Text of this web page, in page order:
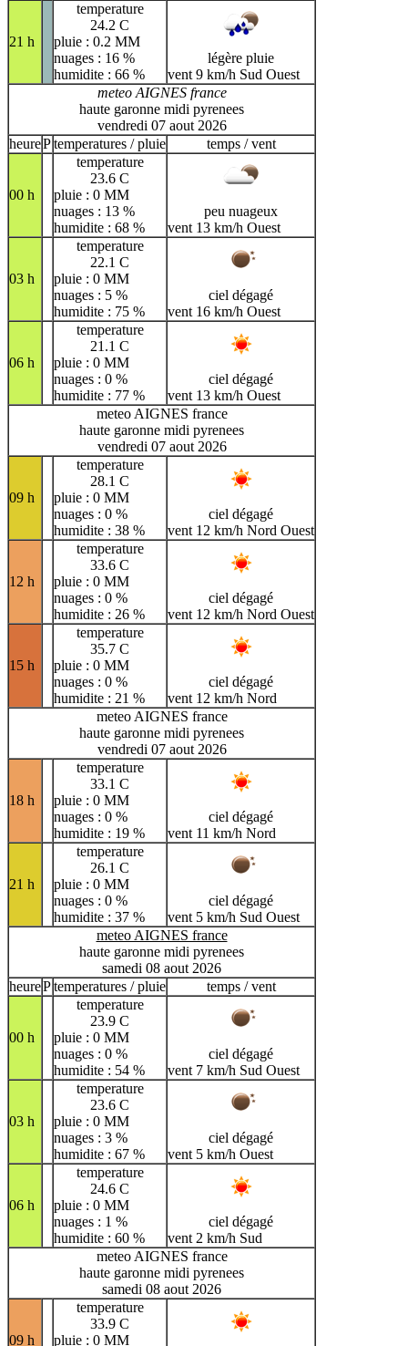
21 h
temperature
24.2 C
pluie : 0.2 MM
nuages : 16 %
humidite : 66 %
légère pluie
vent 9 km/h Sud Ouest
meteo AIGNES france
haute garonne midi pyrenees
vendredi 07 aout 2026
heurePtemperatures / pluie temps / vent
00 h
temperature
23.6 C
pluie : 0 MM
nuages : 13 %
humidite : 68 %
peu nuageux
vent 13 km/h Ouest
03 h
temperature
22.1 C
pluie : 0 MM
nuages : 5 %
humidite : 75 %
ciel dégagé
vent 16 km/h Ouest
06 h
temperature
21.1 C
pluie : 0 MM
nuages : 0 %
humidite : 77 %
ciel dégagé
vent 13 km/h Ouest
meteo AIGNES france
haute garonne midi pyrenees
vendredi 07 aout 2026
09 h
temperature
28.1 C
pluie : 0 MM
nuages : 0 %
humidite : 38 %
ciel dégagé
vent 12 km/h Nord Ouest
12 h
temperature
33.6 C
pluie : 0 MM
nuages : 0 %
humidite : 26 %
ciel dégagé
vent 12 km/h Nord Ouest
15 h
temperature
35.7 C
pluie : 0 MM
nuages : 0 %
humidite : 21 %
ciel dégagé
vent 12 km/h Nord
meteo AIGNES france
haute garonne midi pyrenees
vendredi 07 aout 2026
18 h
temperature
33.1 C
pluie : 0 MM
nuages : 0 %
humidite : 19 %
ciel dégagé
vent 11 km/h Nord
21 h
temperature
26.1 C
pluie : 0 MM
nuages : 0 %
humidite : 37 %
ciel dégagé
vent 5 km/h Sud Ouest
meteo AIGNES france
haute garonne midi pyrenees
samedi 08 aout 2026
heurePtemperatures / pluie temps / vent
00 h
temperature
23.9 C
pluie : 0 MM
nuages : 0 %
humidite : 54 %
ciel dégagé
vent 7 km/h Sud Ouest
03 h
temperature
23.6 C
pluie : 0 MM
nuages : 3 %
humidite : 67 %
ciel dégagé
vent 5 km/h Ouest
06 h
temperature
24.6 C
pluie : 0 MM
nuages : 1 %
humidite : 60 %
ciel dégagé
vent 2 km/h Sud
meteo AIGNES france
haute garonne midi pyrenees
samedi 08 aout 2026
09 h
temperature
33.9 C
pluie : 0 MM